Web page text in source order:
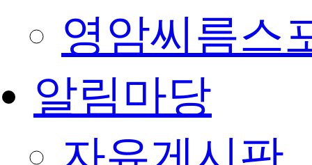
영암씨름스
알림마당